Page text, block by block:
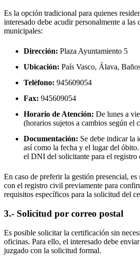
Es la opción tradicional para quienes
interesado debe acudir personalmente a las
municipales:
Dirección: Plaza Ayuntamiento 5
Ubicación: País Vasco, Álava,
Teléfono: 945609054
Fax: 945609054
Horario de Atención: De lunes a
(horarios sujetos a cambios según el
Documentación: Se debe indicar la
así como la fecha y el lugar del
el DNI del solicitante para el registro
En caso de preferir la gestión presencial,
con el registro civil previamente para
requisitos específicos para la solicitud del
3.- Solicitud por correo postal
Es posible solicitar la certificación sin
oficinas. Para ello, el interesado debe
juzgado con la solicitud formal.